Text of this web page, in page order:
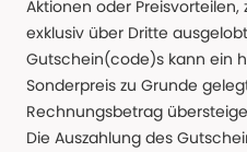
Aktionen oder Preisvorteilen,
exklusiv über Dritte
Gutschein(code)s kann ein
Sonderpreis zu Grunde
Rechnungsbetrag
Die Auszahlung des